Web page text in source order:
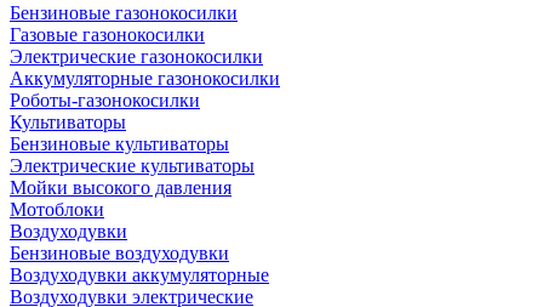
Бензиновые газонокосилки
Газовые газонокосилки
Электрические газонокосилки
Аккумуляторные газонокосилки
Роботы-газонокосилки
Культиваторы
Бензиновые культиваторы
Электрические культиваторы
Мойки высокого давления
Мотоблоки
Воздуходувки
Бензиновые воздуходувки
Воздуходувки аккумуляторные
Воздуходувки электрические